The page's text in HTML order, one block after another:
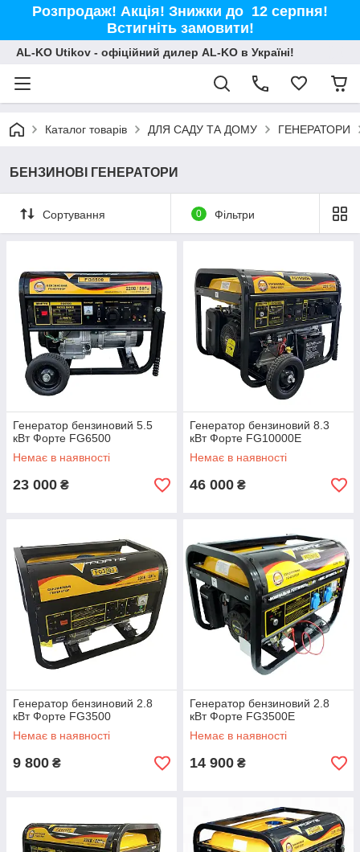
Розпродаж! Акція! Знижки до 12 серпня!
Встигніть замовити!
AL-KO Utikov - офіційний дилер AL-KO в Україні!
Каталог товарів ДЛЯ САДУ ТА ДОМУ ГЕНЕРАТОРИ
БЕНЗИНОВІ ГЕНЕРАТОРИ
Сортування 0 Фільтри
Генератор бензиновий 5.5
кВт Форте FG6500
Немає в наявності
23 000 ₴
Генератор бензиновий 8.3
кВт Форте FG10000E
Немає в наявності
46 000 ₴
Генератор бензиновий 2.8
кВт Форте FG3500
Немає в наявності
9 800 ₴
Генератор бензиновий 2.8
кВт Форте FG3500Е
Немає в наявності
14 900 ₴